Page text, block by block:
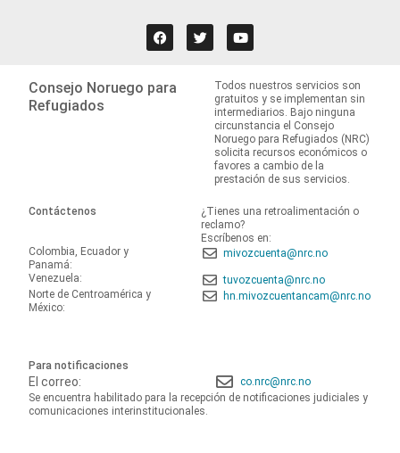
Consejo Noruego para
Refugiados
Todos nuestros servicios son
gratuitos y se implementan sin
intermediarios. Bajo ninguna
circunstancia el Consejo
Noruego para Refugiados (NRC)
solicita recursos económicos o
favores a cambio de la
prestación de sus servicios.
Contáctenos
¿Tienes una retroalimentación o
reclamo?
Escríbenos en:
Colombia, Ecuador y
Panamá:
mivozcuenta@nrc.no
Venezuela:
tuvozcuenta@nrc.no
Norte de Centroamérica y
México:
hn.mivozcuentancam@nrc.no
Para notificaciones
El correo:
co.nrc@nrc.no
Se encuentra habilitado para la recepción de notificaciones judiciales y
comunicaciones interinstitucionales.